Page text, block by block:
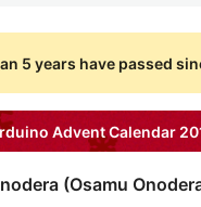
5 years have passed
Advent Calendar
(Osamu